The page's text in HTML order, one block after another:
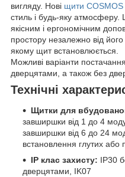
вигляду. Нові щити COSMOS
стиль і будь-яку атмосферу.
якісним і ергономічним
простору незалежно від
якому щит встановлюється.
Можливі варіанти
дверцятами, а також без
Технічні
Щитки для
завширшки від 1 до 4
завширшки від 6 до 24
встановлення глутих або
IP клас захисту: IP30
дверцятами, IK07